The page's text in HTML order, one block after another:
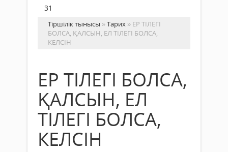
31
Тіршілік тынысы »Тарих » ЕР ТІЛЕГІ
БОЛСА, ҚАЛСЫН, ЕЛ ТІЛЕГІ БОЛСА,
КЕЛСІН
ЕР ТІЛЕГІ БОЛСА,
ҚАЛСЫН, ЕЛ
ТІЛЕГІ БОЛСА,
КЕЛСІН